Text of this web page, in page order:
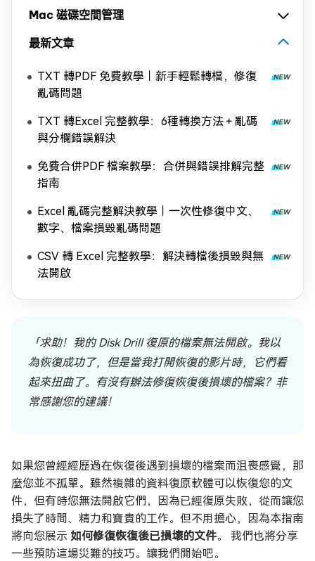
Mac 磁碟空間管理
最新文章
TXT 轉PDF 免費教學｜新手輕鬆轉檔，修復
亂碼問題
TXT 轉Excel 完整教學：6種轉換方法＋亂碼
與分欄錯誤解決
免費合併PDF 檔案教學：合併與錯誤排解完整
指南
Excel 亂碼完整解決教學｜一次性修復中文、
數字、檔案損毀亂碼問題
CSV 轉 Excel 完整教學：解決轉檔後損毀與無
法開啟
「求助！我的 Disk Drill 復原的檔案無法開啟。我以
為恢復成功了，但是當我打開恢復的影片時，它們看
起來扭曲了。有沒有辦法修復恢復後損壞的檔案？非
常感謝您的建議！
如果您曾經經歷過在恢復後遇到損壞的檔案而沮喪感覺，那
麼您並不孤單。雖然複雜的資料復原軟體可以恢復您的文
件，但有時您無法開啟它們，因為已經復原失敗，從而讓您
損失了時間、精力和寶貴的工作。但不用擔心，因為本指南
將向您展示 如何修復恢復後已損壞的文件。 我們也將分享
一些預防這場災難的技巧。讓我們開始吧。